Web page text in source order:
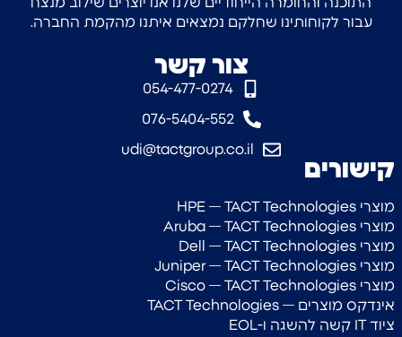
קישורים
מוצרי HPE — TACT Technologies
מוצרי Aruba — TACT Technologies
מוצרי Dell — TACT Technologies
מוצרי Juniper — TACT Technologies
מוצרי Cisco — TACT Technologies
אינדקס מוצרים — TACT Technologies
ציוד IT קשה להשגה ו-EOL
צור קשר
054-477-0274‎
076-5404-552
udi@tactgroup.co.il
עבור לקוחותינו שחלקם נמצאים איתנו מהקמת החברה.